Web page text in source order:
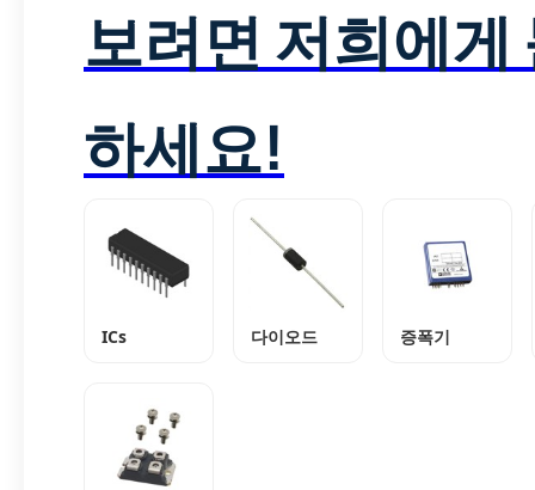
보려면 저희에게
하세요!
ICs 다이오드 증폭기